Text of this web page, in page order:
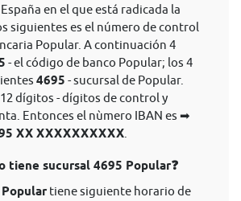
en el que está radicada la
siguientes es el número de control
Popular. A continuación 4
- el código de banco Popular; los 4
4695 - sucursal de Popular.
dígitos - dígitos de control y
Entonces el nùmero IBAN es ➡
XX XXXXXXXXXX
tiene sucursal 4695 Popular❓
tiene siguiente horario de